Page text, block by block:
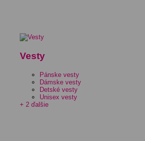
Vesty
Pánske vesty
Dámske vesty
Detské vesty
Unisex vesty
+ 2 ďalšie